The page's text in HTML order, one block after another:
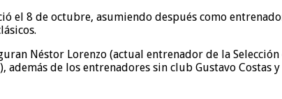
el 8 de octubre, asumiendo después como
Néstor Lorenzo (actual entrenador de la
de los entrenadores sin club Gustavo Costas y